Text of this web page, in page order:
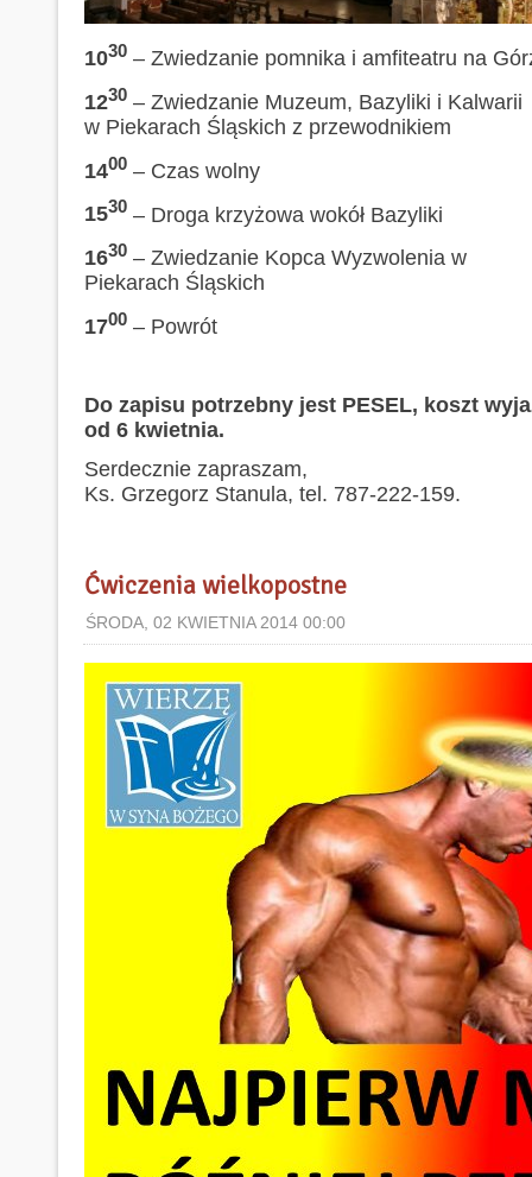
1030 – Zwiedzanie pomnika i amfiteatru na
1230 – Zwiedzanie Muzeum, Bazyliki i Kalwarii
w Piekarach Śląskich z przewodnikiem
1400 – Czas wolny
1530 – Droga krzyżowa wokół Bazyliki
1630 – Zwiedzanie Kopca Wyzwolenia w
Piekarach Śląskich
1700 – Powrót
Do zapisu potrzebny jest PESEL, koszt
od 6 kwietnia.
Serdecznie zapraszam,
Ks. Grzegorz Stanula, tel. 787-222-159.
Ćwiczenia wielkopostne
ŚRODA, 02 KWIETNIA 2014 00:00